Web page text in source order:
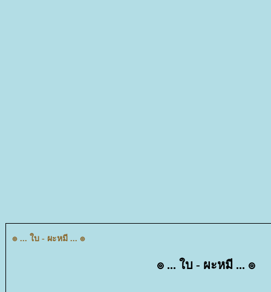
๏ ... ใบ - ผะหมี ... ๏
๏ ... ใบ - ผะหมี ... ๏